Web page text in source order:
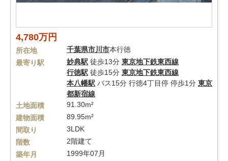
4,780万円
所在地 千葉県市川市本行徳
最寄り駅
妙典駅 徒歩13分 東京地下鉄東西線
行徳駅 徒歩15分 東京地下鉄東西線
本八幡駅 バス15分 行徳4丁目停 停歩1分 東京
都新宿線
土地面積
91.30m²
建物面積
89.95m²
間取り
3LDK
階数
2階建て
築年月
1999年07月